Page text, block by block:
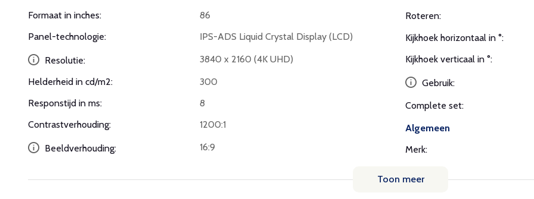
Formaat in inches:
86
Panel-technologie:
IPS-ADS Liquid Crystal Display (LCD)
Resolutie:
3840 x 2160 (4K UHD)
Helderheid in cd/m2:
300
Responstijd in ms:
8
Contrastverhouding:
1200:1
Beeldverhouding: 16:9
Roteren:
Kijkhoek horizontaal in °:
Kijkhoek verticaal in °:
Gebruik:
Complete set:
Algemeen
Merk:
Toon meer